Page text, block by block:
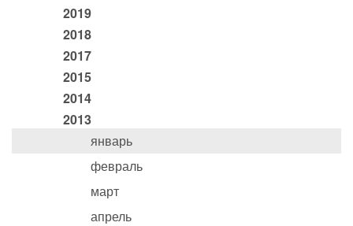
2019
2018
2017
2015
2014
2013
январь
февраль
март
апрель